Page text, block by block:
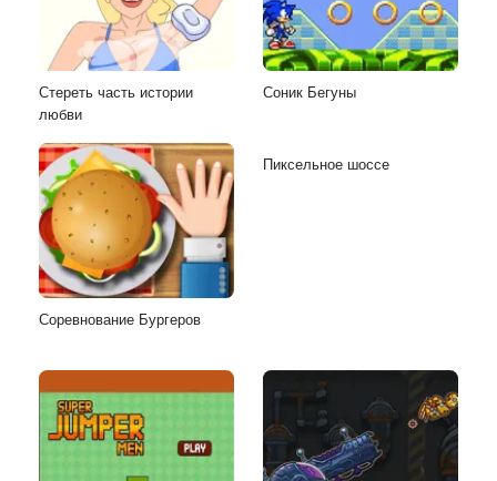
Стереть часть истории
любви
Соник Бегуны
Соревнование Бургеров
Пиксельное шоссе